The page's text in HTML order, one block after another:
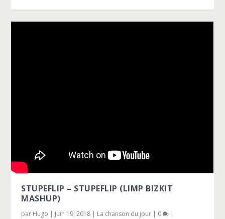
STUPEFLIP – STUPEFLIP (LIMP BIZKIT
MASHUP)
par Hugo | Juin 19, 2018 | La chanson du jour | 0 |